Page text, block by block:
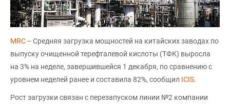
MRC-- Средняя загрузка мощностей на китайских заводах по
выпуску очищенной терефталевой кислоты (ТФК) выросла
на 3% на неделе, завершившейся 1 декабря, по сравнению с
уровнем неделей ранее и составила 82%, сообщил ICIS.
Рост загрузки связан с перезапуском линии №2 компании